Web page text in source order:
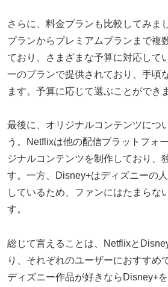
さらに、料金プランも比較してみま
プランからプレミアムプランまで複
ており、さまざまな予算に対応して
一のプランで提供されており、手頃
ます。予算に応じて選ぶことができ
最後に、オリジナルコンテンツにつ
う。Netflixは他の配信プラットフォ
ジナルコンテンツを制作しており、
す。一方、Disney+はディズニーの
しているため、ファンにはたまらな
す。
総じて言えることは、Netflixと
り、それぞれのユーザーにおすすめ
ディズニー作品が好きならDisney+